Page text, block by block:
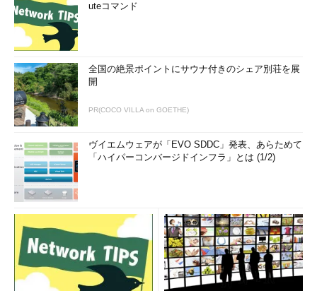
uteコマンド
全国の絶景ポイントにサウナ付きのシェア別荘を展
開
PR(COCO VILLA on GOETHE)
ヴイエムウェアが「EVO SDDC」発表、あらためて
「ハイパーコンバージドインフラ」とは (1/2)